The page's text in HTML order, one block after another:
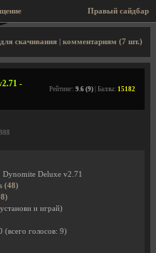
Правый сайдбар
видео
скачивания комментариям (7 шт.)
-
Рейтинг: 9.6 (9) | Баллы: 15182
Dynomite Deluxe v2.71
(48)
и играй)
(всего голосов: 9)